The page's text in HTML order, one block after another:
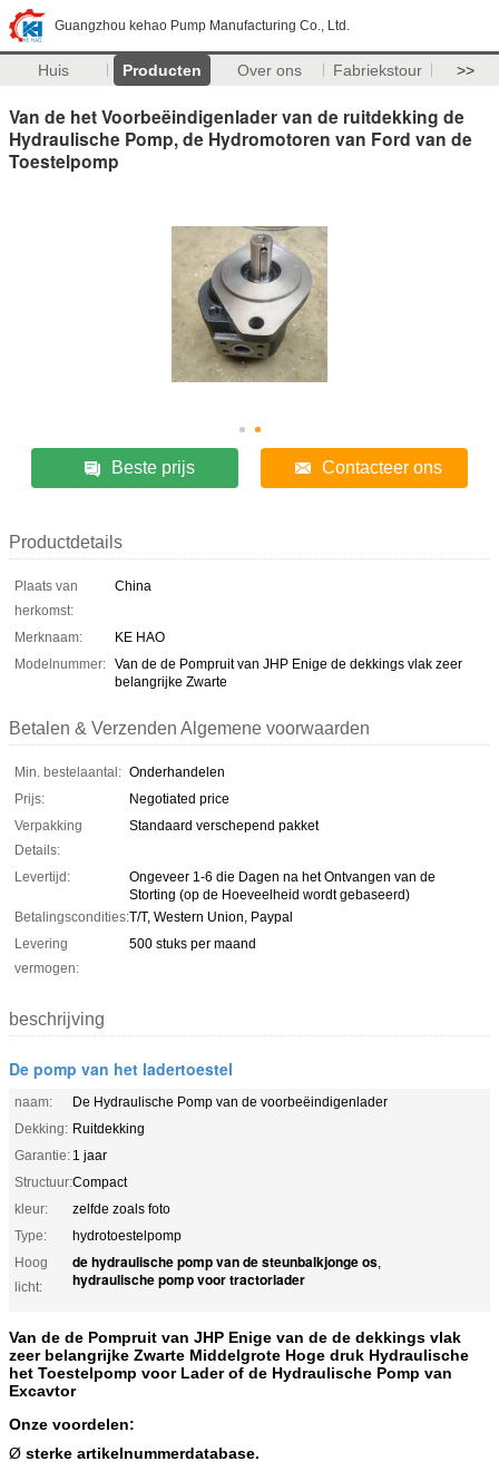
Guangzhou kehao Pump Manufacturing Co., Ltd.
Huis Producten Over ons Fabriekstour >>
Van de het Voorbeëindigenlader van de ruitdekking de
Hydraulische Pomp, de Hydromotoren van Ford van de
Toestelpomp
Beste prijs Contacteer ons
Productdetails
Plaats van
herkomst:
China
Merknaam:
KE HAO
Modelnummer: Van de de Pompruit van JHP Enige de dekkings vlak zeer
belangrijke Zwarte
Betalen & Verzenden Algemene voorwaarden
Min. bestelaantal: Onderhandelen
Prijs:
Negotiated price
Verpakking
Details:
Standaard verschepend pakket
Levertijd:
Ongeveer 1-6 die Dagen na het Ontvangen van de
Storting (op de Hoeveelheid wordt gebaseerd)
Betalingscondities:T/T, Western Union, Paypal
Levering
vermogen:
500 stuks per maand
beschrijving
De pomp van het ladertoestel
naam:
De Hydraulische Pomp van de voorbeëindigenlader
Dekking: Ruitdekking
Garantie: 1 jaar
Structuur:Compact
kleur:
zelfde zoals foto
Type:
hydrotoestelpomp
Hoog
licht:
de hydraulische pomp van de steunbalkjonge os,
hydraulische pomp voor tractorlader
Van de de Pompruit van JHP Enige van de de dekkings vlak
zeer belangrijke Zwarte Middelgrote Hoge druk Hydraulische
het Toestelpomp voor Lader of de Hydraulische Pomp van
Excavtor
Onze voordelen:
Ø sterke artikelnummerdatabase.